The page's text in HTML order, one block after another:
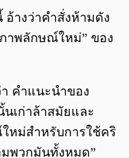
อ้างว่าคำสั่งห้ามดัง
าพลักษณ์ใหม่” ของ
คำแนะนำของ
นเก่าล้าสมัยและ
หม่สำหรับการใช้คริ
พวกมันทั้งหมด”